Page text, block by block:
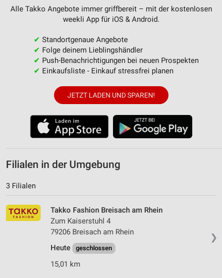
Alle Takko Angebote immer griffbereit – mit der kostenlosen
weekli App für iOS & Android.
✔ Standortgenaue Angebote
✔ Folge deinem Lieblingshändler
✔ Push-Benachrichtigungen bei neuen Prospekten
✔ Einkaufsliste - Einkauf stressfrei planen
JETZT LADEN UND SPAREN!
Filialen in der Umgebung
3 Filialen
❯
Takko Fashion Breisach am Rhein
Zum Kaiserstuhl 4
79206 Breisach am Rhein
Heute
geschlossen
15,01 km